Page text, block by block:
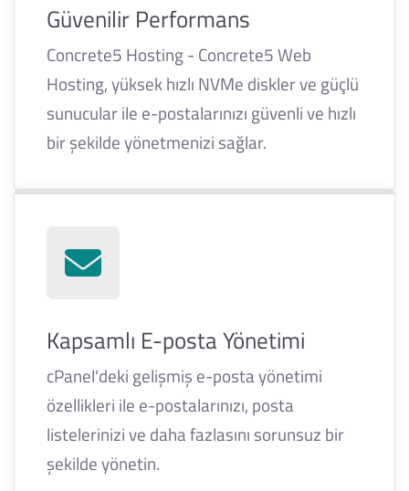
Güvenilir Performans
Concrete5 Hosting - Concrete5 Web
Hosting, yüksek hızlı NVMe diskler ve güçlü
sunucular ile e-postalarınızı güvenli ve hızlı
bir şekilde yönetmenizi sağlar.
Kapsamlı E-posta Yönetimi
cPanel'deki gelişmiş e-posta yönetimi
özellikleri ile e-postalarınızı, posta
listelerinizi ve daha fazlasını sorunsuz bir
şekilde yönetin.